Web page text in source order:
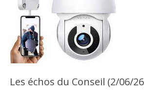
Les échos du Conseil (2/06/